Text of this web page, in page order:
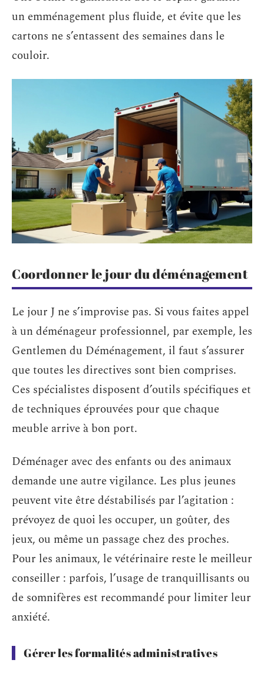
un emménagement plus fluide, et évite que les
cartons ne s’entassent des semaines dans le
couloir.
Coordonner le jour du déménagement
Le jour J ne s’improvise pas. Si vous faites appel
à un déménageur professionnel, par exemple, les
Gentlemen du Déménagement, il faut s’assurer
que toutes les directives sont bien comprises.
Ces spécialistes disposent d’outils spécifiques et
de techniques éprouvées pour que chaque
meuble arrive à bon port.
Déménager avec des enfants ou des animaux
demande une autre vigilance. Les plus jeunes
peuvent vite être déstabilisés par l’agitation :
prévoyez de quoi les occuper, un goûter, des
jeux, ou même un passage chez des proches.
Pour les animaux, le vétérinaire reste le meilleur
conseiller : parfois, l’usage de tranquillisants ou
de somnifères est recommandé pour limiter leur
anxiété.
Gérer les formalités administratives